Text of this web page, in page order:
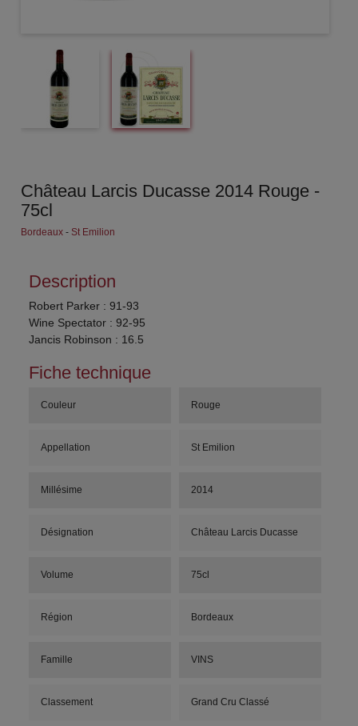
Château Larcis Ducasse 2014 Rouge -
75cl
Bordeaux - St Emilion
Description
Robert Parker : 91-93
Wine Spectator : 92-95
Jancis Robinson : 16.5
Fiche technique
Couleur Rouge
Appellation St Emilion
Millésime 2014
Désignation Château Larcis Ducasse
Volume 75cl
Région Bordeaux
Famille VINS
Classement Grand Cru Classé